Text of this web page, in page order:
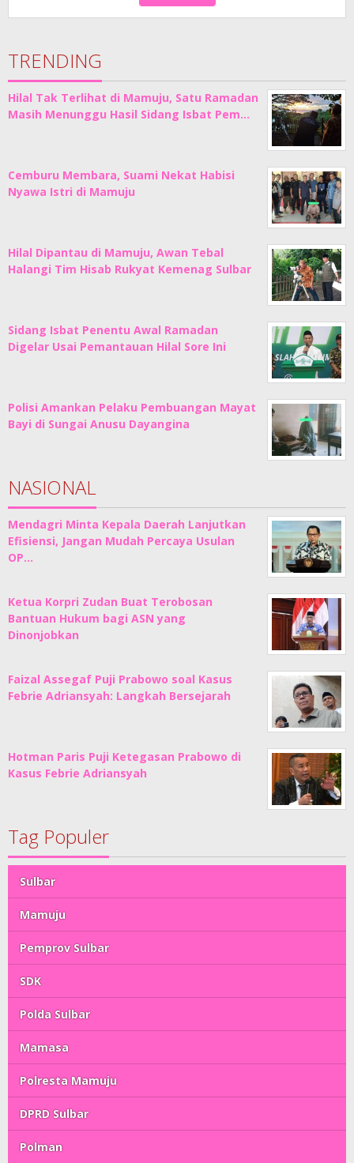
TRENDING
Hilal Tak Terlihat di Mamuju, Satu Ramadan
Masih Menunggu Hasil Sidang Isbat Pem…
Cemburu Membara, Suami Nekat Habisi
Nyawa Istri di Mamuju
Hilal Dipantau di Mamuju, Awan Tebal
Halangi Tim Hisab Rukyat Kemenag Sulbar
Sidang Isbat Penentu Awal Ramadan
Digelar Usai Pemantauan Hilal Sore Ini
Polisi Amankan Pelaku Pembuangan Mayat
Bayi di Sungai Anusu Dayangina
NASIONAL
Mendagri Minta Kepala Daerah Lanjutkan
Efisiensi, Jangan Mudah Percaya Usulan
OP…
Ketua Korpri Zudan Buat Terobosan
Bantuan Hukum bagi ASN yang
Dinonjobkan
Faizal Assegaf Puji Prabowo soal Kasus
Febrie Adriansyah: Langkah Bersejarah
Hotman Paris Puji Ketegasan Prabowo di
Kasus Febrie Adriansyah
Tag Populer
Sulbar
Mamuju
Pemprov Sulbar
SDK
Polda Sulbar
Mamasa
Polresta Mamuju
DPRD Sulbar
Polman